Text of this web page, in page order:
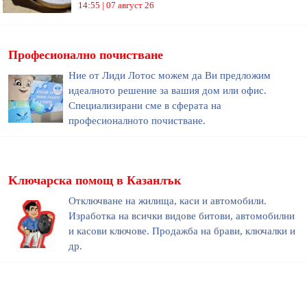
14:55 | 07 август 26
Професионално почистване
Ние от Лиди Лотос можем да Ви предложим
идеалното решение за вашия дом или офис.
Специализирани сме в сферата на
професионалното почистване.
Kлючарска помощ в Казанлък
Отключване на жилища, каси и автомобили.
Изработка на всички видове битови, автомобилни
и касови ключове. Продажба на брави, ключалки и
др.